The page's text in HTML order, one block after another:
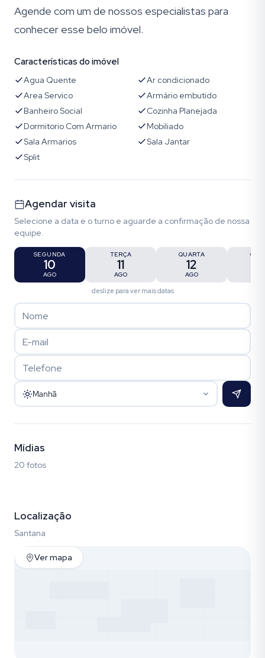
Agende com um de nossos especialistas para
conhecer esse belo imóvel.
Características do imóvel
Agua Quente
Ar condicionado
Area Servico
Armário embutido
Banheiro Social
Cozinha Planejada
Dormitorio Com Armario
Mobiliado
Sala Armarios
Sala Jantar
Split
Agendar visita
Selecione a data e o turno e aguarde a confirmação de nossa
equipe.
SEGUNDA
10
AGO
TERÇA
11
AGO
QUARTA
12
AGO
deslize para ver mais datas
Manhã
Mídias
20 fotos
Localização
Santana
Ver mapa